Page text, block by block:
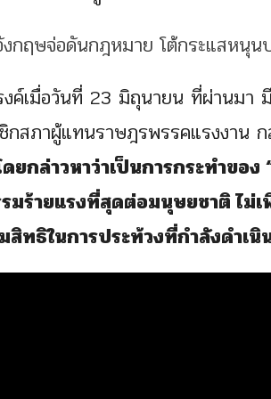
ค์เมื่อวันที่ 23 มิถุนายน ที่ผ่านมา
กสภาผู้แทนราษฎรพรรคแรงงาน ก
กล่าวหาว่าเป็นการกระทำขอ
มร้ายแรงที่สุดต่อมนุษยชาติ ไม่
สิทธิในการประท้วงที่กำลังดำเ